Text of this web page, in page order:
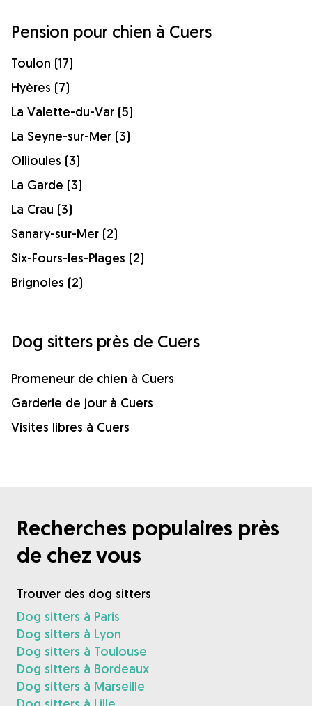
Pension pour chien à Cuers
Toulon (17)
Hyères (7)
La Valette-du-Var (5)
La Seyne-sur-Mer (3)
Ollioules (3)
La Garde (3)
La Crau (3)
Sanary-sur-Mer (2)
Six-Fours-les-Plages (2)
Brignoles (2)
Dog sitters près de Cuers
Promeneur de chien à Cuers
Garderie de jour à Cuers
Visites libres à Cuers
Recherches populaires près
de chez vous
Trouver des dog sitters
Dog sitters à Paris
Dog sitters à Lyon
Dog sitters à Toulouse
Dog sitters à Bordeaux
Dog sitters à Marseille